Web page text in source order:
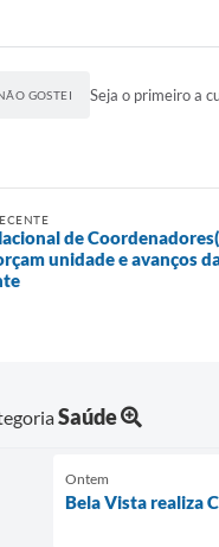
GOSTEI Seja o primeiro a
de
unidade e avanços
Saúde
Ontem
Bela Vista realiza